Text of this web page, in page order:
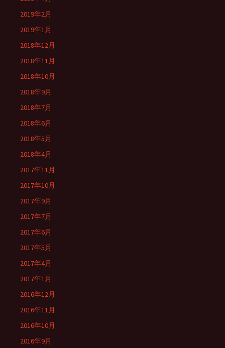
2019年2月
2019年1月
2018年12月
2018年11月
2018年10月
2018年9月
2018年7月
2018年6月
2018年5月
2018年4月
2017年11月
2017年10月
2017年9月
2017年7月
2017年6月
2017年5月
2017年4月
2017年1月
2016年12月
2016年11月
2016年10月
2016年9月